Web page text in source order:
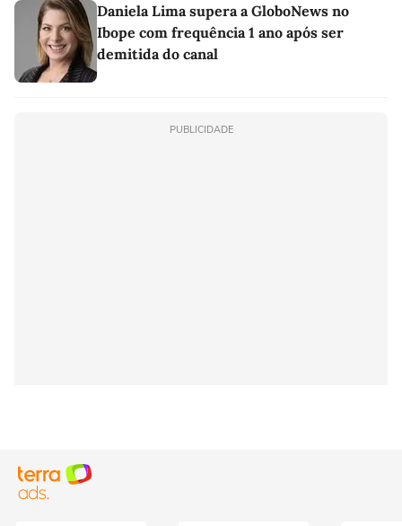
Daniela Lima supera a GloboNews no
Ibope com frequência 1 ano após ser
demitida do canal
PUBLICIDADE